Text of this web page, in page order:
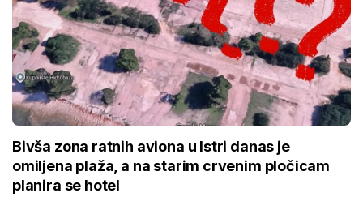
Bivša zona ratnih aviona u Istri danas je
omiljena plaža, a na starim crvenim pločicam
planira se hotel